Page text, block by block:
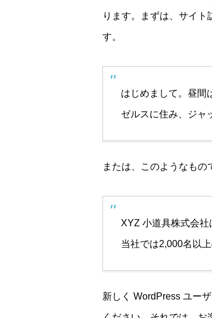
ります。まずは、サイ
す。
はじめまして。昼間
ゼルスに住み、ジャ
または、このようなもの
XYZ 小道具株式会
当社では2,000名以
新しく WordPress ユー